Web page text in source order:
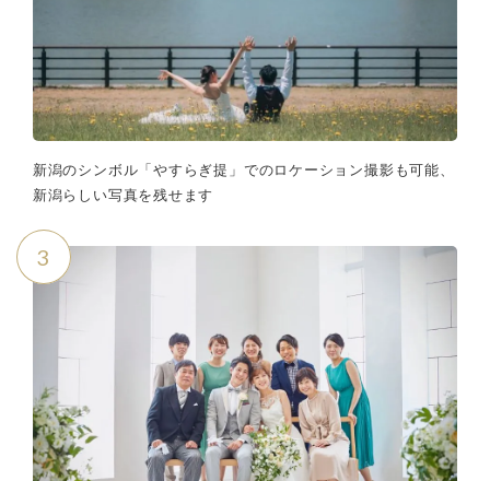
新潟のシンボル「やすらぎ提」でのロケーション撮影も可能、
新潟らしい写真を残せます
3